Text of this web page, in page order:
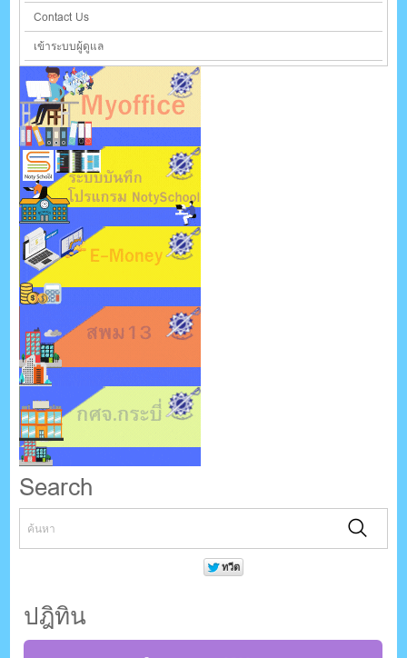
Contact Us
เข้าระบบผู้ดูแล
Search
ปฎิทิน